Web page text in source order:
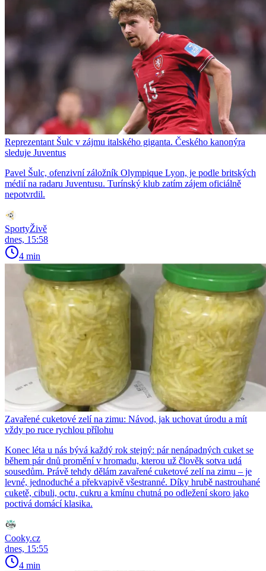
Reprezentant Šulc v zájmu italského giganta. Českého kanonýra
sleduje Juventus
Pavel Šulc, ofenzivní záložník Olympique Lyon, je podle britských
médií na radaru Juventusu. Turínský klub zatím zájem oficiálně
nepotvrdil.
SportyŽivě
dnes, 15:58
4 min
Zavařené cuketové zelí na zimu: Návod, jak uchovat úrodu a mít
vždy po ruce rychlou přílohu
Konec léta u nás bývá každý rok stejný: pár nenápadných cuket se
během pár dnů promění v hromadu, kterou už člověk sotva udá
sousedům. Právě tehdy dělám zavařené cuketové zelí na zimu – je
levné, jednoduché a překvapivě všestranné. Díky hrubě nastrouhané
cuketě, cibuli, octu, cukru a kmínu chutná po odležení skoro jako
poctivá domácí klasika.
Cooky.cz
dnes, 15:55
4 min